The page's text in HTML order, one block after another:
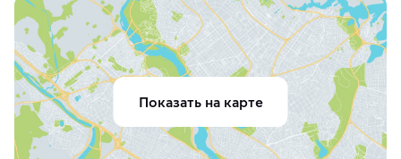
Показать на карте